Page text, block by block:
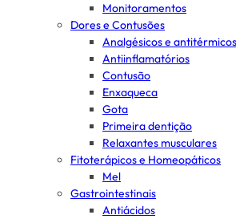
Monitoramentos
Dores e Contusões
Analgésicos e antitérmicos
Antiinflamatórios
Contusão
Enxaqueca
Gota
Primeira dentição
Relaxantes musculares
Fitoterápicos e Homeopáticos
Mel
Gastrointestinais
Antiácidos